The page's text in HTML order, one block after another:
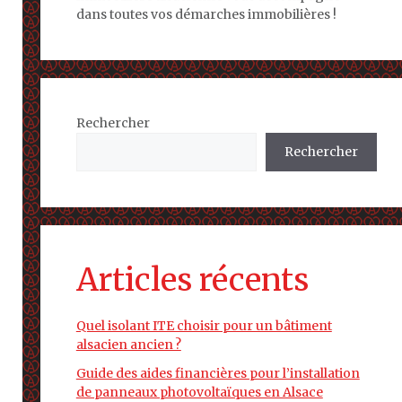
dans toutes vos démarches immobilières !
Rechercher
Rechercher
Articles récents
Quel isolant ITE choisir pour un bâtiment
alsacien ancien ?
Guide des aides financières pour l’installation
de panneaux photovoltaïques en Alsace